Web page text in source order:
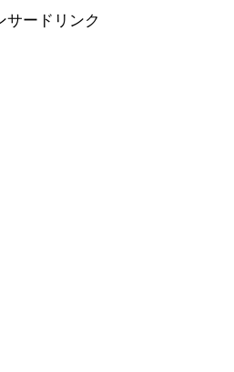
身の私をよそに友人たちは卒園式で何を着るか？という話
サードリンク